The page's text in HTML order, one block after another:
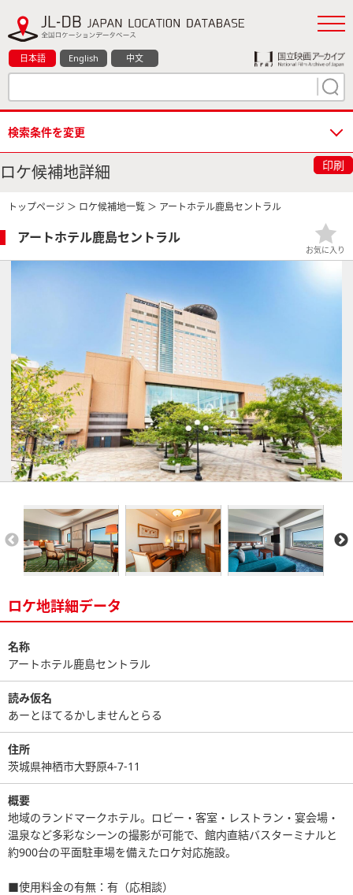
日本語 English 中文
検索条件を変更
ロケ候補地詳細 印刷
トップページ ＞ ロケ候補地一覧 ＞ アートホテル鹿島セントラル
アートホテル鹿島セントラル
お気に入り
ロケ地詳細データ
名称
アートホテル鹿島セントラル
読み仮名
あーとほてるかしませんとらる
住所
茨城県神栖市大野原4-7-11
概要
地域のランドマークホテル。ロビー・客室・レストラン・宴会場・
温泉など多彩なシーンの撮影が可能で、館内直結バスターミナルと
約900台の平面駐車場を備えたロケ対応施設。
■使用料金の有無：有（応相談）